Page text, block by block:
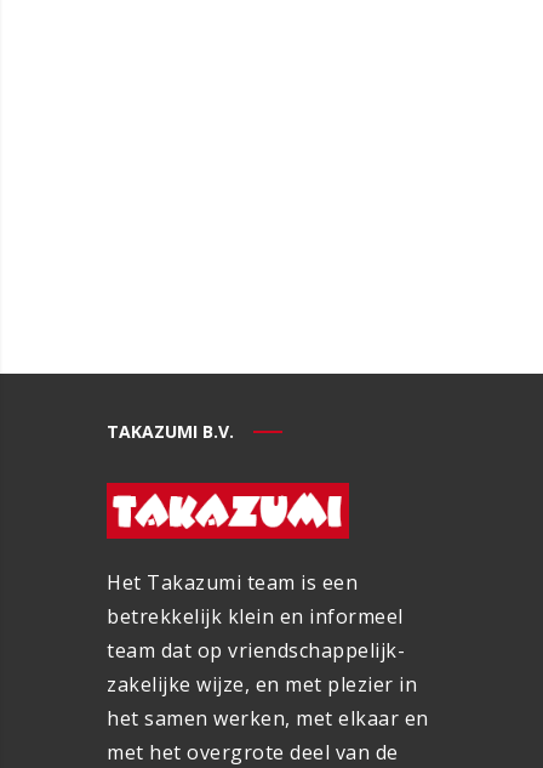
TAKAZUMI B.V.
Het Takazumi team is een
betrekkelijk klein en informeel
team dat op vriendschappelijk-
zakelijke wijze, en met plezier in
het samen werken, met elkaar en
met het overgrote deel van de